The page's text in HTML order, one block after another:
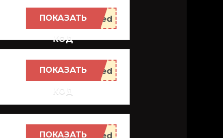
ПОКАЗАТЬ
КОД
ПОКАЗАТЬ
КОД
ПОКАЗАТЬ